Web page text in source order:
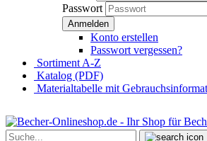
Passwort
Konto erstellen
Passwort vergessen?
Sortiment A-Z
Katalog (PDF)
Materialtabelle mit